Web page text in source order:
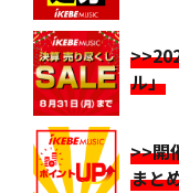
ル」
>>開
まと